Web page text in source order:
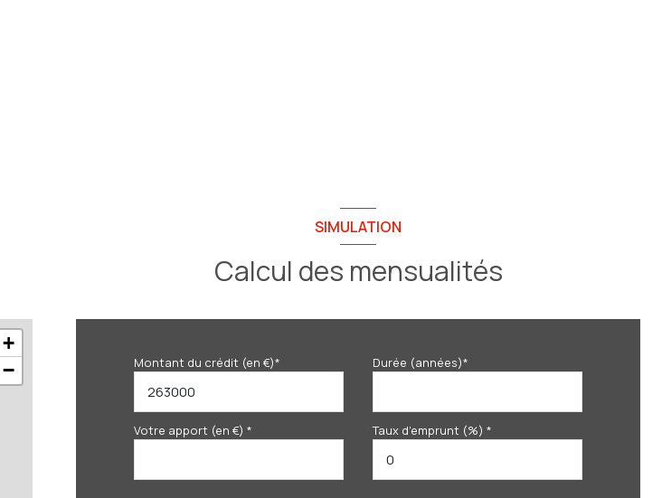
+
−
SIMULATION
Calcul des mensualités
Montant du crédit (en €)* Durée (années)*
Votre apport (en €) * Taux d'emprunt (%) *